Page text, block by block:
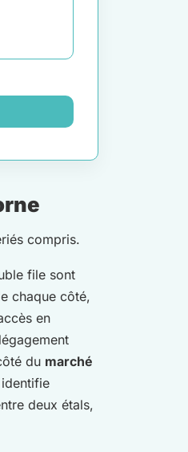
compris.
file sont
chaque côté,
en
du marché
deux étals,